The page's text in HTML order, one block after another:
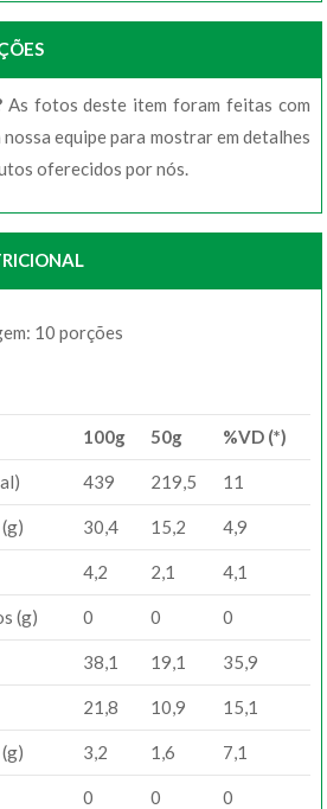
As fotos deste item foram feitas com
equipe para mostrar em detalhes
oferecidos por nós.
10 porções
100g 50g %VD (*)
439 219,5 11
30,4 15,2 4,9
4,2 2,1 4,1
(g) 0 0 0
38,1 19,1 35,9
21,8 10,9 15,1
3,2 1,6 7,1
0 0 0